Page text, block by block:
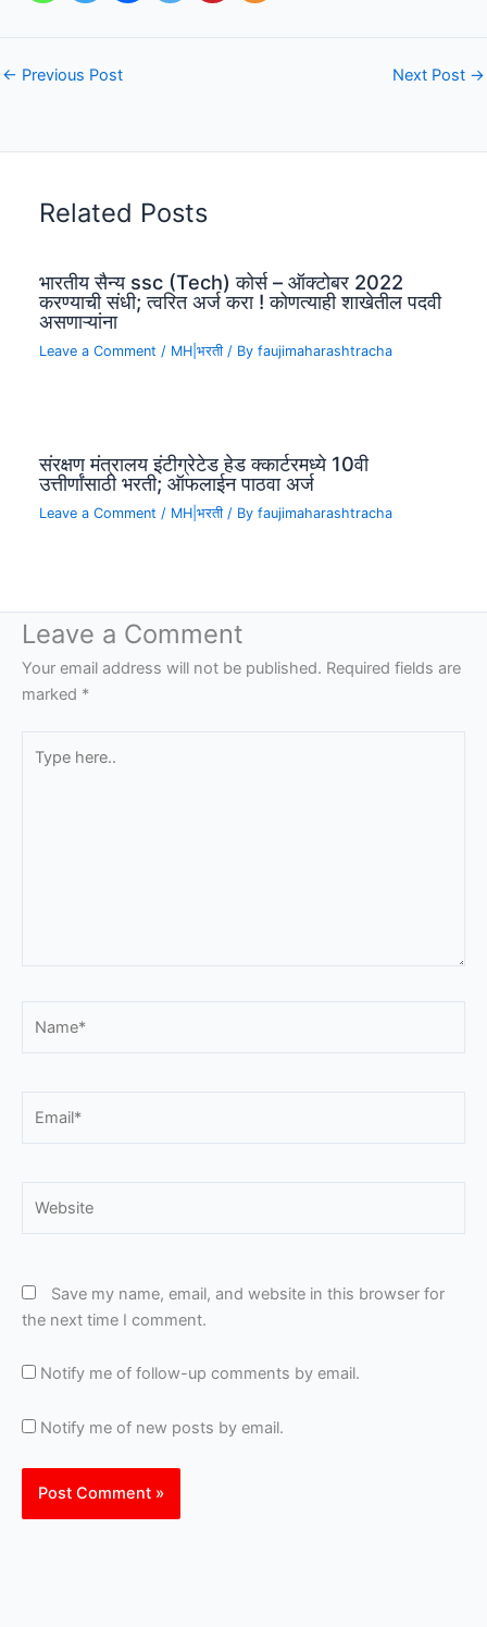
← Previous Post Next Post →
Related Posts
भारतीय सैन्य ssc (Tech) कोर्स – ऑक्टोबर 2022
करण्याची संधी; त्वरित अर्ज करा ! कोणत्याही शाखेतील पदवी
असणाऱ्यांना
Leave a Comment / MH|भरती / Byfaujimaharashtracha
संरक्षण मंत्रालय इंटीग्रेटेड हेड क्कार्टरमध्ये 10वी
उत्तीर्णांसाठी भरती; ऑफलाईन पाठवा अर्ज
Leave a Comment / MH|भरती / Byfaujimaharashtracha
Leave a Comment
Your email address will not be published. Required fields are
marked *
here..
Save my name, email, and website in this browser for
the next time I comment.
Notify me of follow-up comments by email.
Notify me of new posts by email.